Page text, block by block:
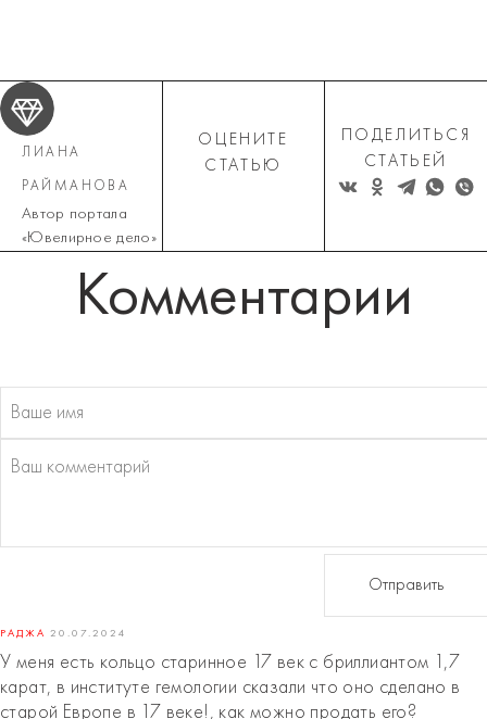
ЛИАНА
РАЙМАНОВА
Автор портала
«Ювелирное дело»
ОЦЕНИТЕ
СТАТЬЮ
ПОДЕЛИТЬСЯ
СТАТЬЕЙ
Комментарии
Отправить
РАДЖА 20.07.2024
У меня есть кольцо старинное 17 век с бриллиантом 1,7
карат, в институте гемологии сказали что оно сделано в
старой Европе в 17 веке!, как можно продать его?